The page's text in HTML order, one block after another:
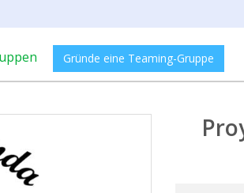
Gründe eine Teaming-Gruppe